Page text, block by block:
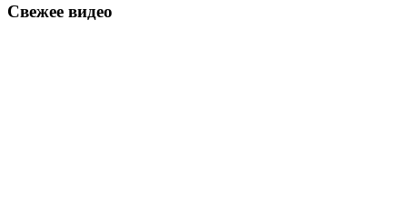
Свежее видео